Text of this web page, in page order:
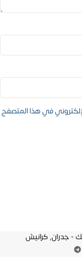
في هذا المتصفح
- جدران, كرانيش